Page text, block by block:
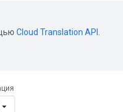
Cloud Translation API